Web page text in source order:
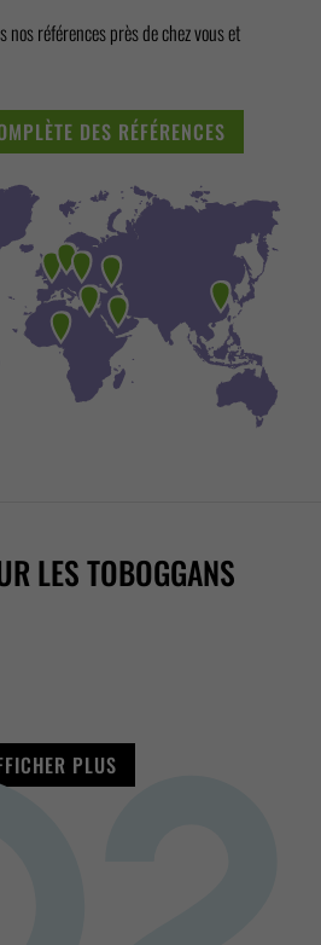
références près de chez vous et
DES RÉFÉRENCES
LES TOBOGGANS
PLUS